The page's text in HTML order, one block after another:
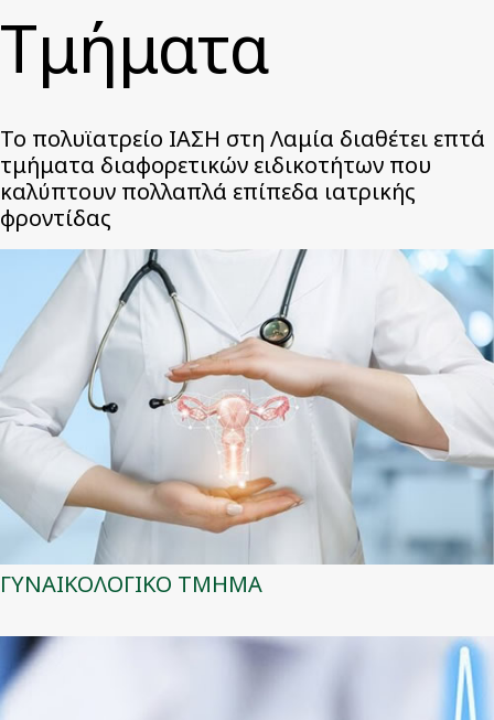
Tμήματα
Το πολυϊατρείο ΙΑΣΗ στη Λαμία διαθέτει επτά
τμήματα διαφορετικών ειδικοτήτων που
καλύπτουν πολλαπλά επίπεδα ιατρικής
φροντίδας
ΓΥΝΑΙΚΟΛΟΓΙΚΟ ΤΜΗΜΑ